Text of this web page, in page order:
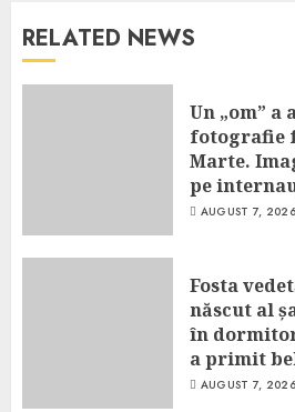
RELATED NEWS
Un „om”
fotografie
Marte.
pe
AUGUST 7, 2026
Fosta
născut al
în
a primit
AUGUST 7, 2026